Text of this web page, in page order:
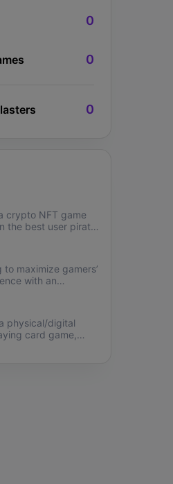
0
0
0
crypto NFT game
the best user pirate
to maximize gamers’
with an
physical/digital
card game,